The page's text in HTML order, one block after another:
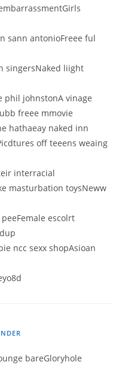
sann antonioFreee ful
singersNaked liight
phil johnstonA vinage
freee mmovie
hathaeay naked inn
off teeens weaing
interracial
masturbation toysNeww
escolrt
ncc sexx shopAsioan
bareGloryhole